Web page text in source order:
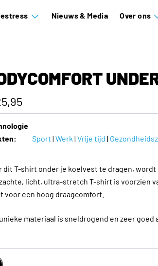
Nieuws & Media Over ons
Sport | Werk | Vrije tijd |
dit T-shirt onder je koelvest te dragen,
licht, ultra-stretch T-shirt is voorzien
voor een hoog draagcomfort.
materiaal is sneldrogend en zeer goed